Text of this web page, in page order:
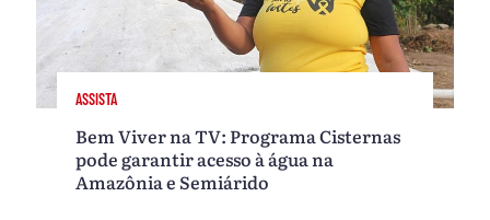
ASSISTA
Bem Viver na TV: Programa Cisternas
pode garantir acesso à água na
Amazônia e Semiárido